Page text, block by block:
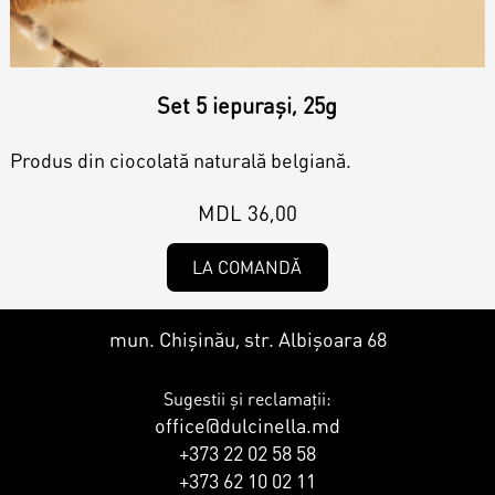
Cake (Slice)
Set 5 iepurași, 25g
Produs din ciocolată naturală belgiană.
MDL 36,00
LA COMANDĂ
mun. Chișinău, str. Albișoara 68
Sugestii și reclamații:
office@dulcinella.md
+373 22 02 58 58
+373 62 10 02 11